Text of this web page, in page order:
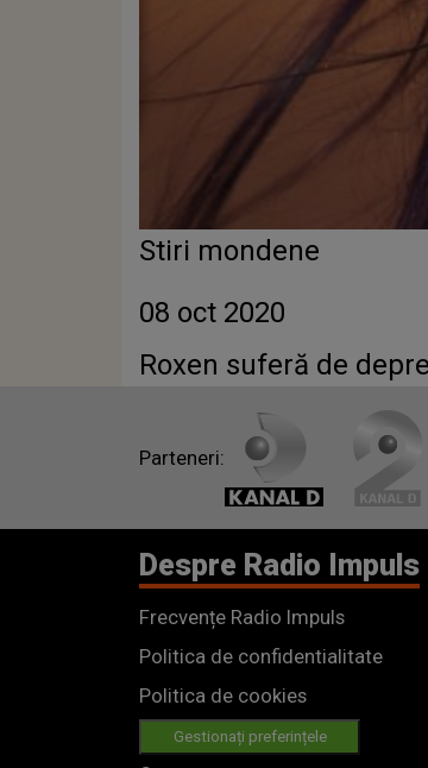
Stiri mondene
08 oct 2020
Roxen suferă de
Parteneri:
Despre Radio Impuls
Frecvențe Radio Impuls
Politica de confidentialitate
Politica de cookies
Gestionați preferințele